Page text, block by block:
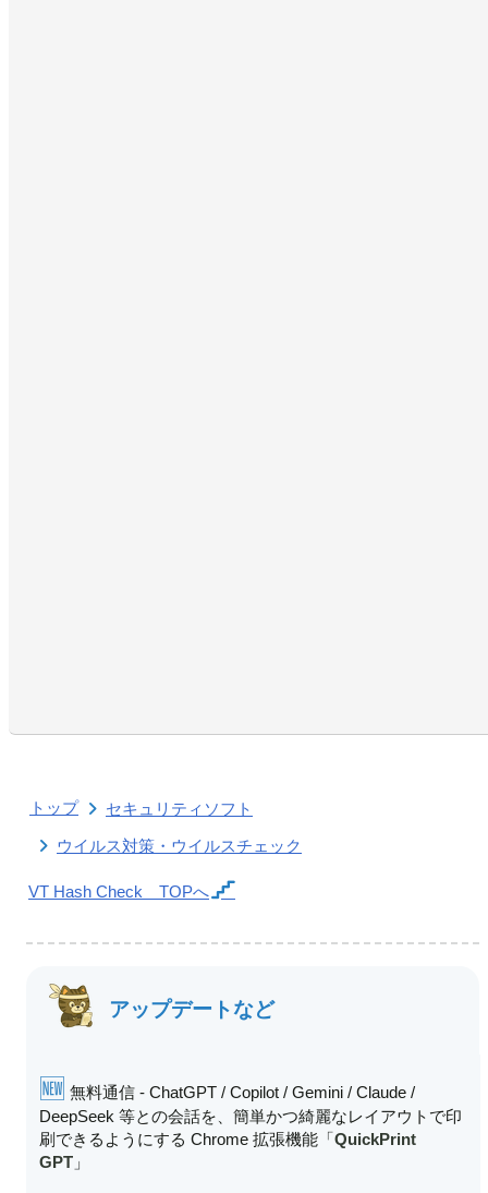
トップ
セキュリティソフト
ウイルス対策・ウイルスチェック
VT Hash Check TOPへ
アップデートなど